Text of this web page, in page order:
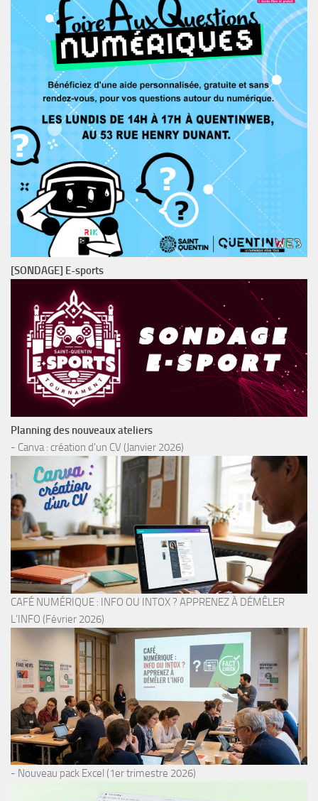
[SONDAGE] E-sports
Planning des nouveaux ateliers
- Canva : création d'un CV (Janvier 2026)
CAFÉ NUMÉRIQUE : INFO OU INTOX ? APPRENEZ À DÉMÊLER
L’INFO (Février 2026)
- Nouveau pack Excel (1er trimestre 2026)